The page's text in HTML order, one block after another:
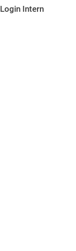
Login Intern